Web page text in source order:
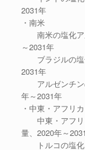
2031年
・南米
南米の塩化ア
～2031年
ブラジルの塩
2031年
アルゼンチン
年～2031年
・中東・アフリカ
中東・アフリ
量、2020年～
トルコの塩化